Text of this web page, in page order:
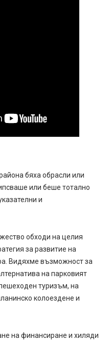
бяха обрасли или
или беше тотално
и
обходи на целия
за развитие на
Видяхме възможност за
на парковият
туризъм, на
колоездене и
на финансиране и хиляди